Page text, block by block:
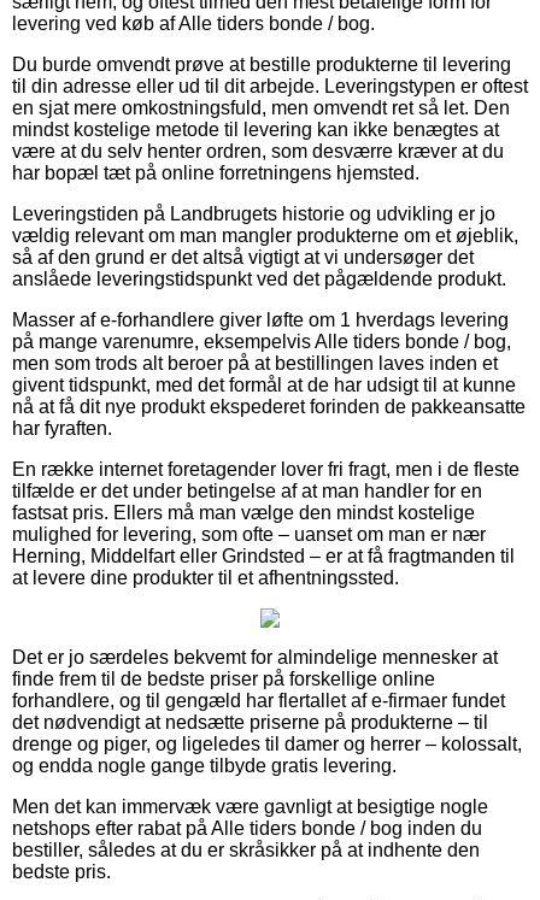
levering ved køb af Alle tiders bonde / bog.
Du burde omvendt prøve at bestille produkterne til levering
til din adresse eller ud til dit arbejde. Leveringstypen er oftest
en sjat mere omkostningsfuld, men omvendt ret så let. Den
mindst kostelige metode til levering kan ikke benægtes at
være at du selv henter ordren, som desværre kræver at du
har bopæl tæt på online forretningens hjemsted.
Leveringstiden på Landbrugets historie og udvikling er jo
vældig relevant om man mangler produkterne om et øjeblik,
så af den grund er det altså vigtigt at vi undersøger det
anslåede leveringstidspunkt ved det pågældende produkt.
Masser af e-forhandlere giver løfte om 1 hverdags levering
på mange varenumre, eksempelvis Alle tiders bonde / bog,
men som trods alt beroer på at bestillingen laves inden et
givent tidspunkt, med det formål at de har udsigt til at kunne
nå at få dit nye produkt ekspederet forinden de pakkeansatte
har fyraften.
En række internet foretagender lover fri fragt, men i de fleste
tilfælde er det under betingelse af at man handler for en
fastsat pris. Ellers må man vælge den mindst kostelige
mulighed for levering, som ofte – uanset om man er nær
Herning, Middelfart eller Grindsted – er at få fragtmanden til
at levere dine produkter til et afhentningssted.
Det er jo særdeles bekvemt for almindelige mennesker at
finde frem til de bedste priser på forskellige online
forhandlere, og til gengæld har flertallet af e-firmaer fundet
det nødvendigt at nedsætte priserne på produkterne – til
drenge og piger, og ligeledes til damer og herrer – kolossalt,
og endda nogle gange tilbyde gratis levering.
Men det kan immervæk være gavnligt at besigtige nogle
netshops efter rabat på Alle tiders bonde / bog inden du
bestiller, således at du er skråsikker på at indhente den
bedste pris.